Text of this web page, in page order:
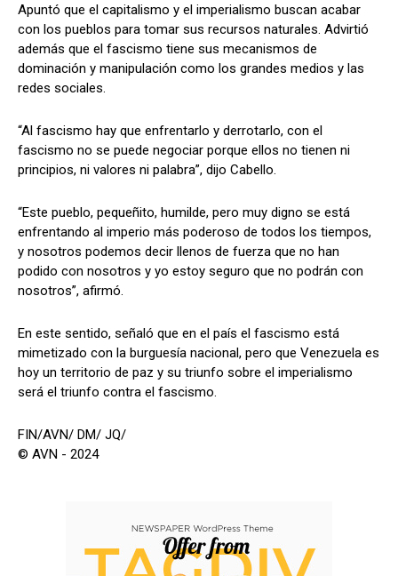
Apuntó que el capitalismo y el imperialismo buscan acabar
con los pueblos para tomar sus recursos naturales. Advirtió
además que el fascismo tiene sus mecanismos de
dominación y manipulación como los grandes medios y las
redes sociales.
“Al fascismo hay que enfrentarlo y derrotarlo, con el
fascismo no se puede negociar porque ellos no tienen ni
principios, ni valores ni palabra”, dijo Cabello.
“Este pueblo, pequeñito, humilde, pero muy digno se está
enfrentando al imperio más poderoso de todos los tiempos,
y nosotros podemos decir llenos de fuerza que no han
podido con nosotros y yo estoy seguro que no podrán con
nosotros”, afirmó.
En este sentido, señaló que en el país el fascismo está
mimetizado con la burguesía nacional, pero que Venezuela es
hoy un territorio de paz y su triunfo sobre el imperialismo
será el triunfo contra el fascismo.
FIN/AVN/ DM/ JQ/
© AVN - 2024